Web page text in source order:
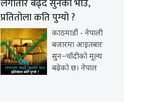
लगातार बढ्दै सुनको भाउ,
प्रतितोला कति पुग्यो ?
काठमाडौं - नेपाली
बजारमा आइतबार
सुन–चाँदीको मूल्य
बढेको छ। नेपाल